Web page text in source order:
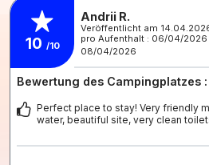
10 /10
Andrii R.
Veröffentlicht am
pro Aufenthalt : 06/04/2026
08/04/2026
Bewertung des Campingplatzes :
Perfect place to stay! Very friendly
water, beautiful site, very clean